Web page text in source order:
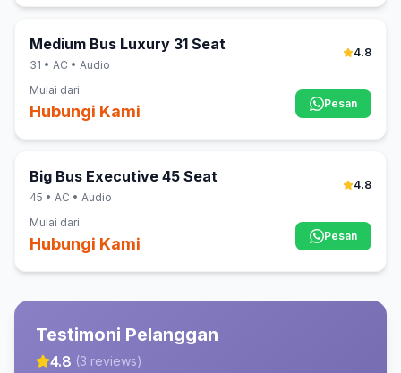
Medium Bus Luxury 31 Seat
31 • AC • Audio
4.8
Mulai dari
Hubungi Kami Pesan
Big Bus Executive 45 Seat
45 • AC • Audio
4.8
Mulai dari
Hubungi Kami Pesan
Testimoni Pelanggan
4.8 (3 reviews)